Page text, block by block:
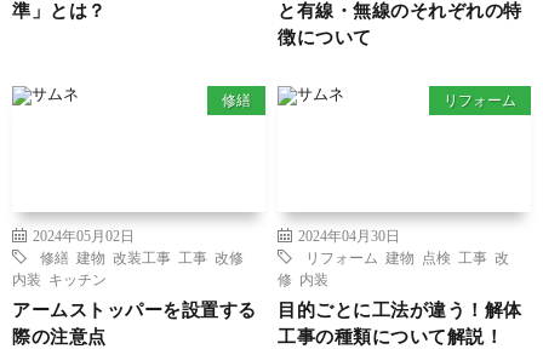
準」とは？
と有線・無線のそれぞれの特
徴について
修繕
2024年05月02日
修繕 建物 改装工事 工事 改修
内装
キッチン
アームストッパーを設置する
際の注意点
リフォーム
2024年04月30日
リフォーム
建物 点検 工事 改
修
内装
目的ごとに工法が違う！解体
工事の種類について解説！